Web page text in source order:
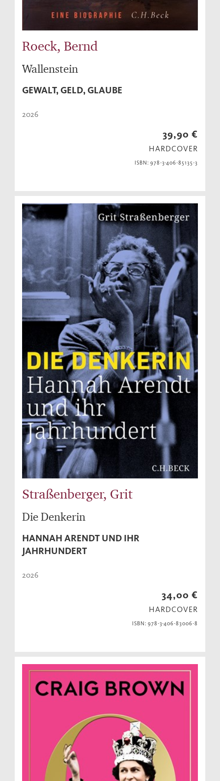
Roeck, Bernd
Wallenstein
GEWALT, GELD, GLAUBE
2026
39,90 €
HARDCOVER
ISBN: 978-3-406-85135-3
Straßenberger, Grit
Die Denkerin
HANNAH ARENDT UND IHR
JAHRHUNDERT
2026
34,00 €
HARDCOVER
ISBN: 978-3-406-83006-8